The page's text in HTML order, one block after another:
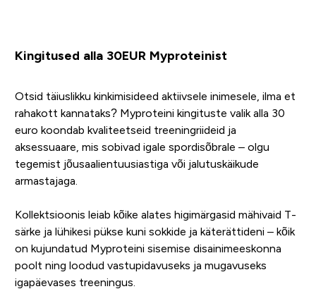
Kingitused alla 30EUR Myproteinist
Otsid täiuslikku kinkimisideed aktiivsele inimesele, ilma et
rahakott kannataks? Myproteini kingituste valik alla 30
euro koondab kvaliteetseid treeningriideid ja
aksessuaare, mis sobivad igale spordisõbrale – olgu
tegemist jõusaalientuusiastiga või jalutuskäikude
armastajaga.
Kollektsioonis leiab kõike alates higimärgasid mähivaid T-
särke ja lühikesi pükse kuni sokkide ja käterättideni – kõik
on kujundatud Myproteini sisemise disainimeeskonna
poolt ning loodud vastupidavuseks ja mugavuseks
igapäevases treeningus.